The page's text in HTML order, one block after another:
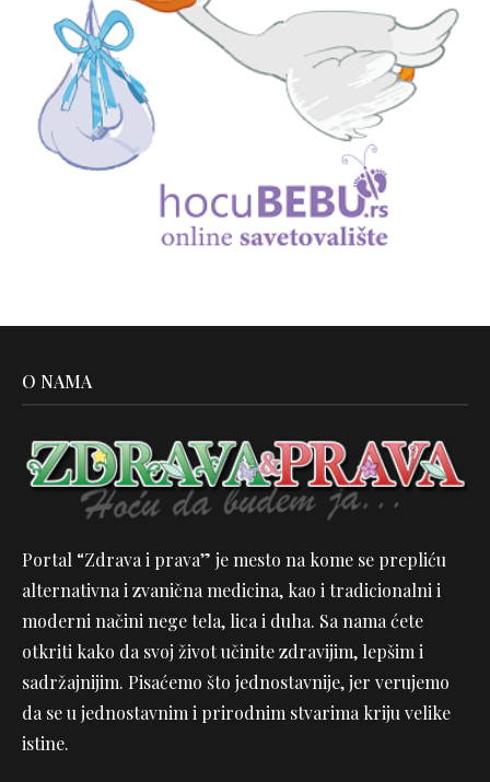
O NAMA
Portal “Zdrava i prava” je mesto na kome se prepliću
alternativna i zvanična medicina, kao i tradicionalni i
moderni načini nege tela, lica i duha. Sa nama ćete
otkriti kako da svoj život učinite zdravijim, lepšim i
sadržajnijim. Pisaćemo što jednostavnije, jer verujemo
da se u jednostavnim i prirodnim stvarima kriju velike
istine.